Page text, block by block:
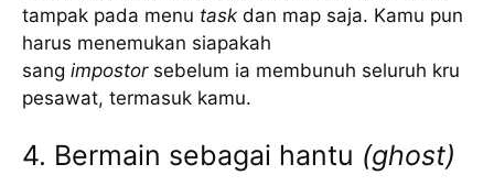
tampak pada menu task dan map saja. Kamu pun
harus menemukan siapakah
sang impostorsebelum ia membunuh seluruh kru
pesawat, termasuk kamu.
4. Bermain sebagai hantu (ghost)